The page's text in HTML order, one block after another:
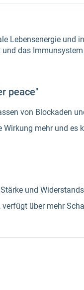
Lebensenergie und
und das
peace"
von Blockaden
Wirkung mehr und
und
über mehr